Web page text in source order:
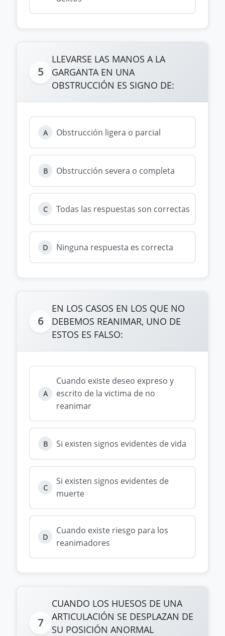
5
LLEVARSE LAS MANOS A LA
GARGANTA EN UNA
OBSTRUCCIÓN ES SIGNO DE:
A Obstrucción ligera o parcial
B Obstrucción severa o completa
C Todas las respuestas son correctas
D Ninguna respuesta es correcta
6
EN LOS CASOS EN LOS QUE NO
DEBEMOS REANIMAR, UNO DE
ESTOS ES FALSO:
A
Cuando existe deseo expreso y
escrito de la victima de no
reanimar
B Si existen signos evidentes de vida
C
Si existen signos evidentes de
muerte
D
Cuando existe riesgo para los
reanimadores
7
CUANDO LOS HUESOS DE UNA
ARTICULACIÓN SE DESPLAZAN DE
SU POSICIÓN ANORMAL